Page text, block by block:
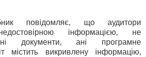
повідомляє, що аудитори
інформацією, не
документи, ані програмне
містить викривлену інформацію,